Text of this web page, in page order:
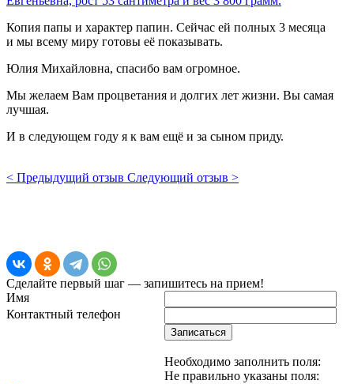
Копия папы и характер папин. Сейчас ей полных 3 месяца
и мы всему миру готовы её показывать.
Юлия Михайловна, спасибо вам огромное.
Мы желаем Вам процветания и долгих лет жизни. Вы самая
лучшая.
И в следующем году я к вам ещё и за сыном приду.
< Предыдущий отзыв Следующий отзыв >
Сделайте первый шаг — запишитесь на прием!
Имя
Контактный телефон
Записаться
Необходимо заполнить поля:
Не правильно указаны поля: